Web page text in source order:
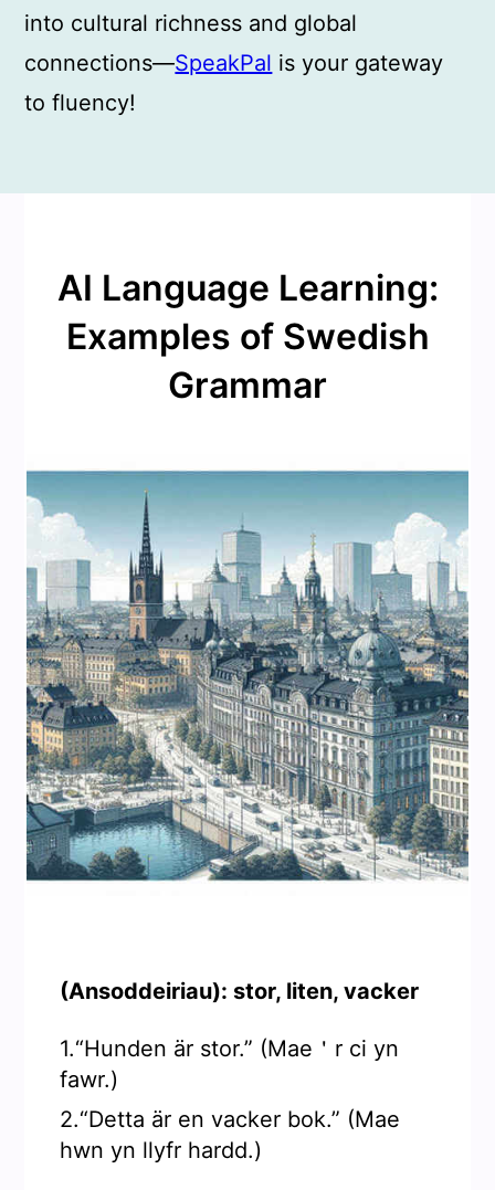
into cultural richness and global
connections—SpeakPal is your gateway
to fluency!
AI Language Learning:
Examples of Swedish
Grammar
(Ansoddeiriau): stor, liten, vacker
1.“Hunden är stor.” (Mae＇r ci yn
fawr.)
2.“Detta är en vacker bok.” (Mae
hwn yn llyfr hardd.)